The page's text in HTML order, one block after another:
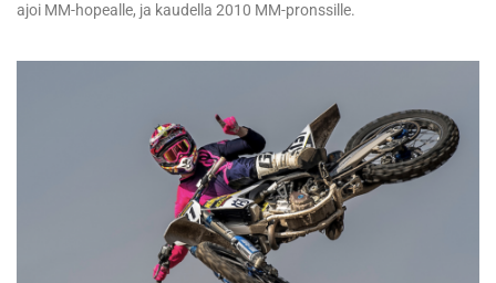
ajoi MM-hopealle, ja kaudella 2010 MM-pronssille.